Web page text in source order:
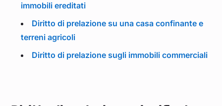
immobili ereditati
Diritto di prelazione su una casa confinante e
terreni agricoli
Diritto di prelazione sugli immobili commerciali